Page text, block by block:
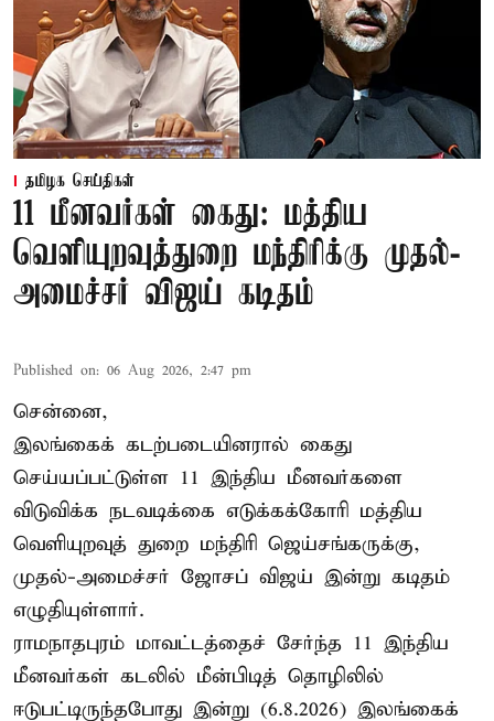
தமிழக செய்திகள்
11 மீனவர்கள் கைது: மத்திய
வெளியுறவுத்துறை மந்திரிக்கு முதல்-
அமைச்சர் விஜய் கடிதம்
Published on: 06 Aug 2026, 2:47 pm
சென்னை,
இலங்கைக் கடற்படையினரால் கைது
செய்யப்பட்டுள்ள 11 இந்திய மீனவர்களை
விடுவிக்க நடவடிக்கை எடுக்கக்கோரி மத்திய
வெளியுறவுத் துறை மந்திரி ஜெய்சங்கருக்கு,
முதல்-அமைச்சர் ஜோசப் விஜய் இன்று கடிதம்
எழுதியுள்ளார்.
ராமநாதபுரம் மாவட்டத்தைச் சேர்ந்த 11 இந்திய
மீனவர்கள் கடலில் மீன்பிடித் தொழிலில்
ஈடுபட்டிருந்தபோது இன்று (6.8.2026) இலங்கைக்